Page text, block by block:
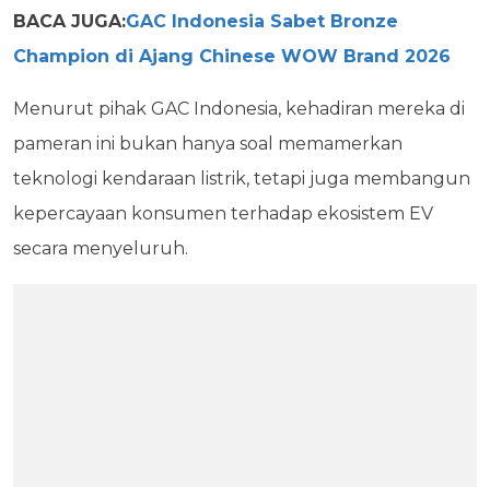
BACA JUGA:GAC Indonesia Sabet Bronze
Champion di Ajang Chinese WOW Brand 2026
Menurut pihak GAC Indonesia, kehadiran mereka di
pameran ini bukan hanya soal memamerkan
teknologi kendaraan listrik, tetapi juga membangun
kepercayaan konsumen terhadap ekosistem EV
secara menyeluruh.